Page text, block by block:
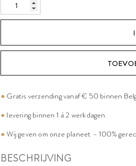
● Gratis verzending vanaf € 50 binnen
● levering binnen 1 à 2 werkdagen
●Wij geven om onze planeet – 100%
BESCHRIJVING